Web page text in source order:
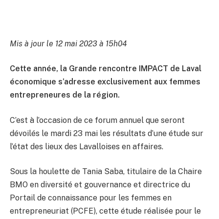
Mis à jour le 12 mai 2023 à 15h04
Cette année, la Grande rencontre IMPACT de Laval
économique s’adresse exclusivement aux femmes
entrepreneures de la région.
C’est à l’occasion de ce forum annuel que seront
dévoilés le mardi 23 mai les résultats d’une étude sur
l’état des lieux des Lavalloises en affaires.
Sous la houlette de Tania Saba, titulaire de la Chaire
BMO en diversité et gouvernance et directrice du
Portail de connaissance pour les femmes en
entrepreneuriat (PCFE), cette étude réalisée pour le